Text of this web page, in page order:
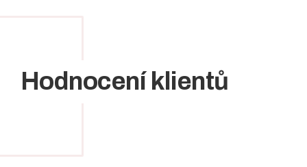
Hodnocení klientů